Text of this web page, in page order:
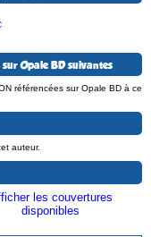
Opale BD suivantes
référencées sur Opale BD à ce
auteur.
les couvertures
disponibles